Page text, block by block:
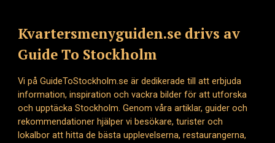
Kvartersmenyguiden.se drivs av
Guide To Stockholm
Vi på GuideToStockholm.se är dedikerade till att erbjuda
information, inspiration och vackra bilder för att utforska
och upptäcka Stockholm. Genom våra artiklar, guider och
rekommendationer hjälper vi besökare, turister och
lokalbor att hitta de bästa upplevelserna, restaurangerna,